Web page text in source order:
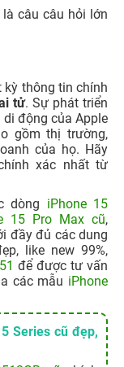
câu câu hỏi lớn
kỳ thông tin chính
tử. Sự phát triển
động của Apple
gồm thị trường,
của họ. Hãy
xác nhất từ
dòng iPhone 15
15 Pro Max cũ,
đầy đủ các dung
like new 99%,
để được tư vấn
các mẫu iPhone
Series cũ đẹp,